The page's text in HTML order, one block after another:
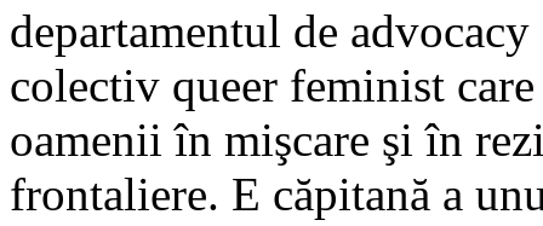
departamentul de
colectiv queer feminist
oamenii în mişcare şi în
frontaliere. E căpitană a